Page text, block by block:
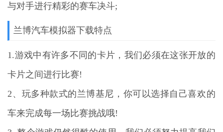
与对手进行精彩的赛车决斗;
兰博汽车模拟器下载特点
1.游戏中有许多不同的卡片，我们必须在这张开放的
卡片之间进行比赛!
2、玩多种款式的兰博基尼，你可以选择自己喜欢的
车来完成每一场比赛挑战哦!